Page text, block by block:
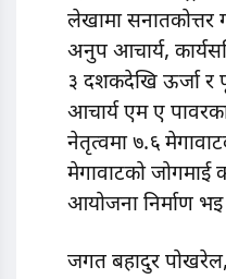
लेखामा सनातकोत्तर
अनुप आचार्य,
३ दशकदेखि ऊर्जा र
आचार्य एम ए
नेतृत्वमा ७.६
मेगावाटको
आयोजना निर्माण
जगत बहादुर